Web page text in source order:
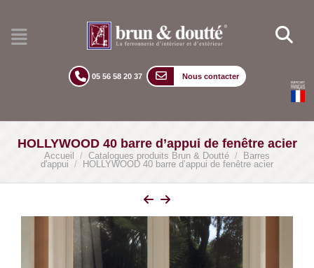
05 56 58 20 37 Nous contacter
HOLLYWOOD 40 barre d’appui de fenêtre acier
Accueil / Catalogues produits Brun & Doutté /
Barres
d'appui / HOLLYWOOD 40 barre d’appui de fenêtre acier
lightbox